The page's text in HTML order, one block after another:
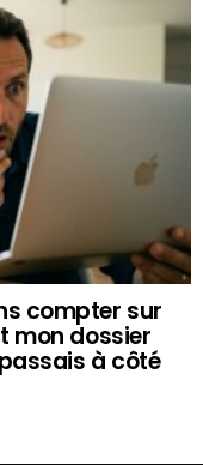
compter sur
mon dossier
à côté